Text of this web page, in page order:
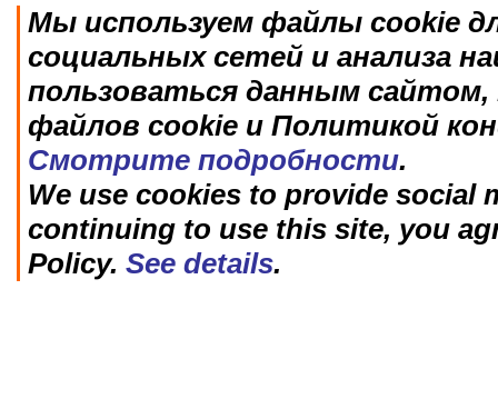
Мы используем файлы cookie
социальных сетей и анализа
пользоваться данным
файлов cookie и Политикой
Смотрите подробности.
We use cookies to provide social
continuing to use this site, you
Policy. See details.